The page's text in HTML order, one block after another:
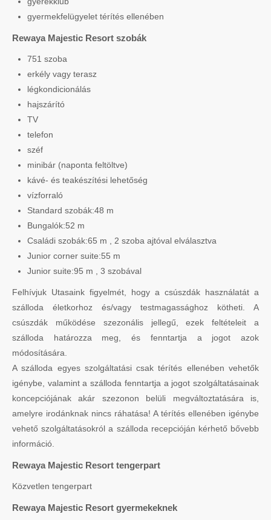
gyermekfelügyelet térítés ellenében
Rewaya Majestic Resort szobák
751 szoba
erkély vagy terasz
légkondicionálás
hajszárító
TV
telefon
széf
minibár (naponta feltöltve)
kávé- és teakészítési lehetőség
vízforraló
Standard szobák:48 m
Bungalók:52 m
Családi szobák:65 m , 2 szoba ajtóval elválasztva
Junior corner suite:55 m
Junior suite:95 m , 3 szobával
Felhívjuk Utasaink figyelmét, hogy a csúszdák használatát a
szálloda életkorhoz és/vagy testmagassághoz kötheti. A
csúszdák működése szezonális jellegű, ezek feltételeit a
szálloda határozza meg, és fenntartja a jogot azok
módosítására.
A szálloda egyes szolgáltatási csak térítés ellenében vehetők
igénybe, valamint a szálloda fenntartja a jogot szolgáltatásainak
koncepciójának akár szezonon belüli megváltoztatására is,
amelyre irodánknak nincs ráhatása! A térítés ellenében igénybe
vehető szolgáltatásokról a szálloda recepcióján kérhető bővebb
információ.
Rewaya Majestic Resort tengerpart
Közvetlen tengerpart
Rewaya Majestic Resort gyermekeknek